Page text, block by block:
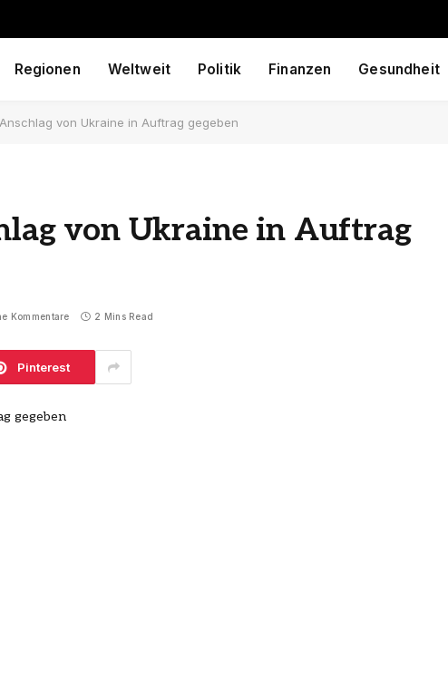
Regionen Weltweit Politik Finanzen Gesundheit
von Ukraine in Auftrag gegeben
von Ukraine in Auftrag
Kommentare 2 Mins Read
Pinterest